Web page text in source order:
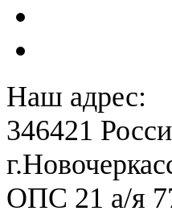
Наш адрес:
346421
ОПС 21 а/я